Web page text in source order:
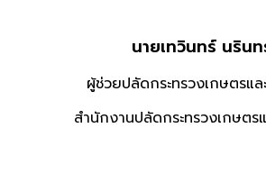
นายเทวินทร์ นริน
ผู้ช่วยปลัดกระทรวงเกษตรแ
สำนักงานปลัดกระทรวงเกษต